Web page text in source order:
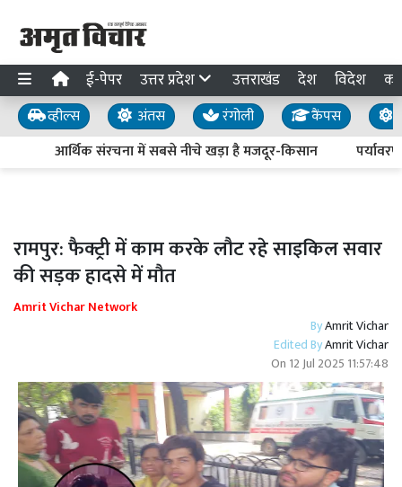
ई-पेपर उत्तर प्रदेश उत्तराखंड देश विदेश
व्हील्स अंतस रंगोली कैंपस
आर्थिक संरचना में सबसे नीचे खड़ा है मजदूर-किसान
रामपुर: फैक्ट्री में काम करके लौट रहे साइकिल सवार
की सड़क हादसे में मौत
Amrit Vichar Network
ByAmrit Vichar
Edited ByAmrit Vichar
On 12 Jul 2025 11:57:48